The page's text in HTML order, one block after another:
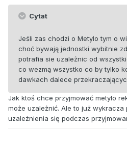
Cytat
Jeśli zas chodzi o Metylo tym o
choć bywają jednostki wybitnie
potrafia sie uzależnic od
co wezmą wszystko co by tylko
dawkach dalece
Jak ktoś chce przyjmować metylo
może uzależnić. Ale to już wykracza
uzależnienia się podczas